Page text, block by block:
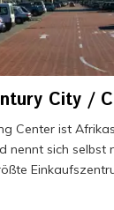
City /
Center ist
nennt sich selbst